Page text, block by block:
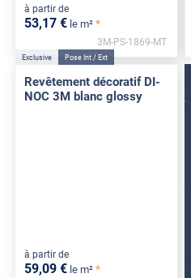
à partir de
53,17 € le m² *
3M-PS-1869-MT
Exclusive Pose Int / Ext
Revêtement décoratif DI-
NOC 3M blanc glossy
à partir de
59,09 € le m² *